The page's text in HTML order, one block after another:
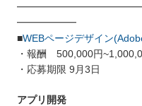
━━━━━━
■WEBページデザイン
・報酬 500,000円
・応募期限 9月3日
アプリ開発